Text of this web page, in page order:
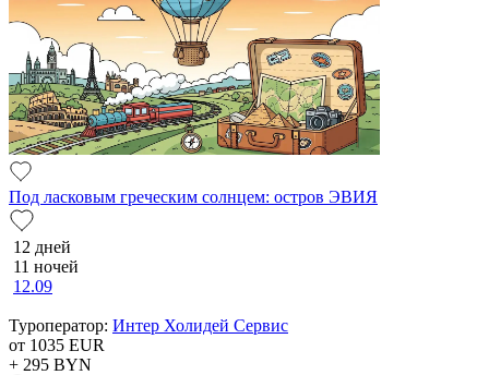
Под ласковым греческим солнцем: остров ЭВИЯ
12 дней
11 ночей
12.09
Туроператор: Интер Холидей Сервис
от 1035 EUR
+ 295 BYN